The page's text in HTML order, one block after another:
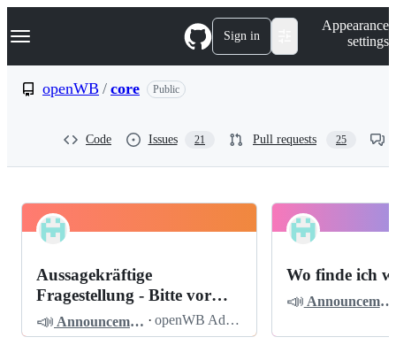
k
p
Navigation Menu Sign in
Appearance
settings
openWB / core Public
Code Issues 21 Pull requests 25
openWB
Discussions
Pinned
Aussagekräftige
Fragestellung - Bitte vor
dem Posten lesen
📣 Announcements · openWB Admin
Wo finde ich
📣 Announcements